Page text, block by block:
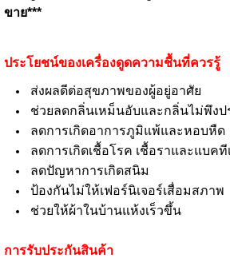
ขาย***
ประโยชน์ของเครื่องดูดความชื้นที่ควรรู้
ส่งผลดีต่อสุขภาพของผู้อยู่อาศัย
ช่วยลดกลิ่นเหม็นอับและกลิ่นไม่พึงป
ลดการเกิดอาการภูมิแพ้และหอบหืด
ลดการเกิดเชื้อโรค เชื้อราและแบคที
ลดปัญหาการเกิดสนิม
ป้องกันไม่ให้เฟอร์นิเจอร์เสื่อมสภาพ
ช่วยให้ผ้าในบ้านแห้งเร็วขึ้น
การรับประกันสินค้า